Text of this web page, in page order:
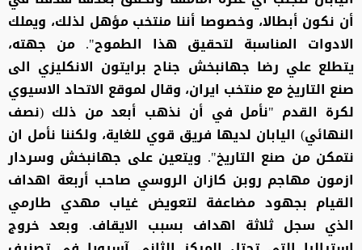
أن نكون أبطالا، وخصوصا أننا منتخب مؤهل لذلك، ويملك
الادوات المناسبة لتحقيق هذا الطموح". من جهته،
يتطلع علي رضا جهانبخش جناح برايتون الانكليزي الى
صنع التاريخ مع منتخب ايران، وقال لموقع الاتحاد الاسيوي
لكرة القدم "نأمل في أن نذهب أبعد من ذلك (نصف
النهائي) اليابان لديها فريق قوي للغاية، ولكننا نأمل ان
نتمكن من صنع التاريخ". ويتعين على جهانبخش وسردار
ازمون مهاجم روبن كازان الروسي صاحب أربعة اهداف
القيام بجهود مضاعفة لتعويض غياب مهدي طارمي
الذي سجل ثلاثة اهداف بسبب الايقاف. وبعد خروج